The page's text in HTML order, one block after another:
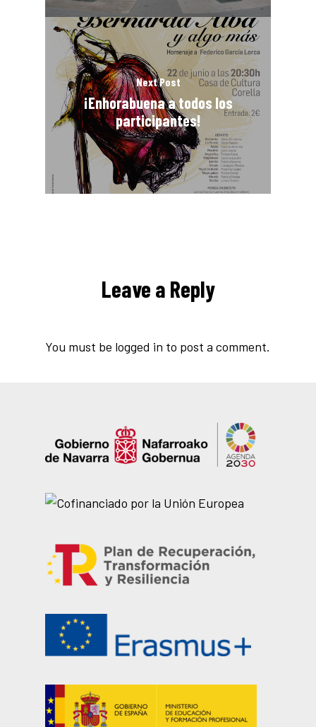
Next Post
¡Enhorabuena a todos los
participantes!
Leave a Reply
You must be logged in to post a comment.